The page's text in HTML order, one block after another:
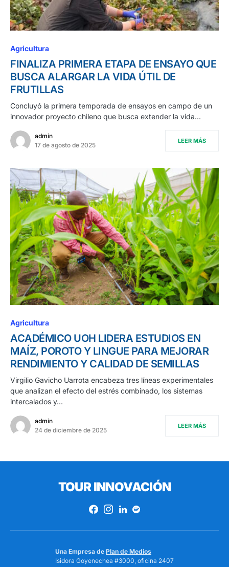
Agricultura
FINALIZA PRIMERA ETAPA DE ENSAYO QUE
BUSCA ALARGAR LA VIDA ÚTIL DE
FRUTILLAS
Concluyó la primera temporada de ensayos en campo de un
innovador proyecto chileno que busca extender la vida…
admin
17 de agosto de 2025
LEER MÁS
Agricultura
ACADÉMICO UOH LIDERA ESTUDIOS EN
MAÍZ, POROTO Y LINGUE PARA MEJORAR
RENDIMIENTO Y CALIDAD DE SEMILLAS
Virgilio Gavicho Uarrota encabeza tres líneas experimentales
que analizan el efecto del estrés combinado, los sistemas
intercalados y…
admin
24 de diciembre de 2025
LEER MÁS
TOUR INNOVACIÓN
Una Empresa de Plan de Medios
Isidora Goyenechea #3000, oficina 2407